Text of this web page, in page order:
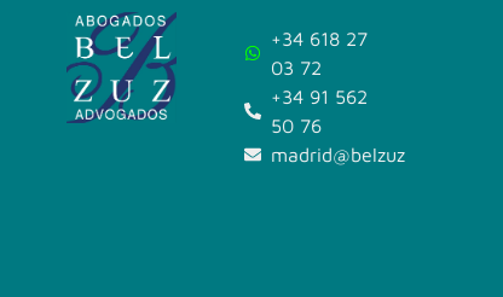
+34 618 27
03 72
+34 91 562
50 76
madrid@belzuz.com